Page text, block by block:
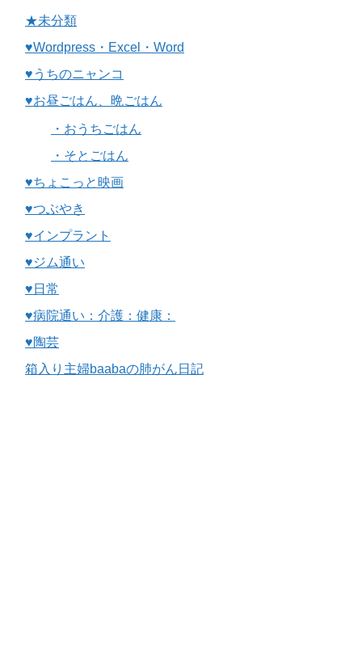
★未分類
♥Wordpress・Excel・Word
♥うちのニャンコ
♥お昼ごはん、晩ごはん
・おうちごはん
・そとごはん
♥ちょこっと映画
♥つぶやき
♥インプラント
♥ジム通い
♥日常
♥病院通い：介護：健康：
♥陶芸
箱入り主婦baabaの肺がん日記